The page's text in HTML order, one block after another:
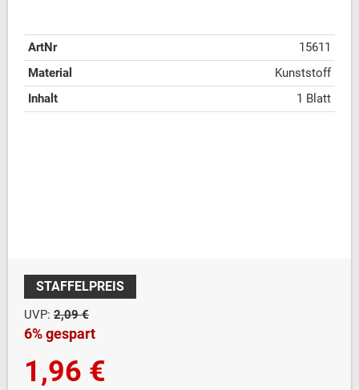
ArtNr
15611
Material
Kunststoff
Inhalt
1 Blatt
STAFFELPREIS
UVP: 2,09 €
6% gespart
1,96 €